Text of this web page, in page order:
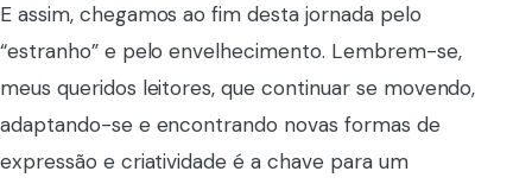
E assim, chegamos ao fim desta jornada pelo
“estranho” e pelo envelhecimento. Lembrem-se,
meus queridos leitores, que continuar se movendo,
adaptando-se e encontrando novas formas de
expressão e criatividade é a chave para um